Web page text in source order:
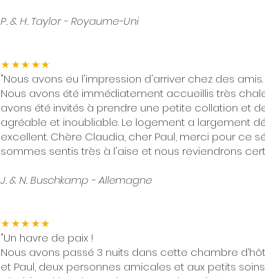
P. & H. Taylor - Royaume-Uni
★★★★★
"Nous avons eu l'impression d'arriver chez des amis.
Nous avons été immédiatement accueillis très
avons été invités à prendre une petite collation et
agréable et inoubliable. Le logement a largement
excellent. Chère Claudia, cher Paul, merci pour ce
sommes sentis très à l'aise et nous reviendrons
J. & N. Buschkamp - Allemagne
★★★★★
"Un havre de paix !
Nous avons passé 3 nuits dans cette chambre
et Paul, deux personnes amicales et aux petits